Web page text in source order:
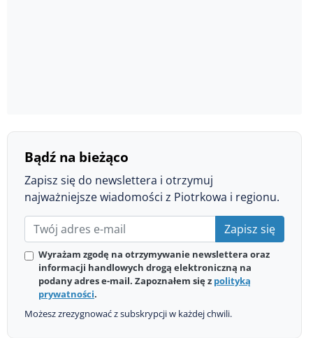
Bądź na bieżąco
Zapisz się do newslettera i otrzymuj
najważniejsze wiadomości z Piotrkowa i regionu.
Zapisz się
Wyrażam zgodę na otrzymywanie newslettera oraz
informacji handlowych drogą elektroniczną na
podany adres e-mail. Zapoznałem się z polityką
prywatności.
Możesz zrezygnować z subskrypcji w każdej chwili.